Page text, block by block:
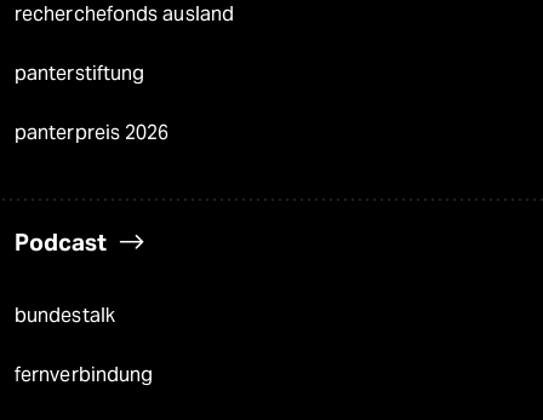
recherchefonds ausland
panterstiftung
panterpreis 2026
Podcast
bundestalk
fernverbindung